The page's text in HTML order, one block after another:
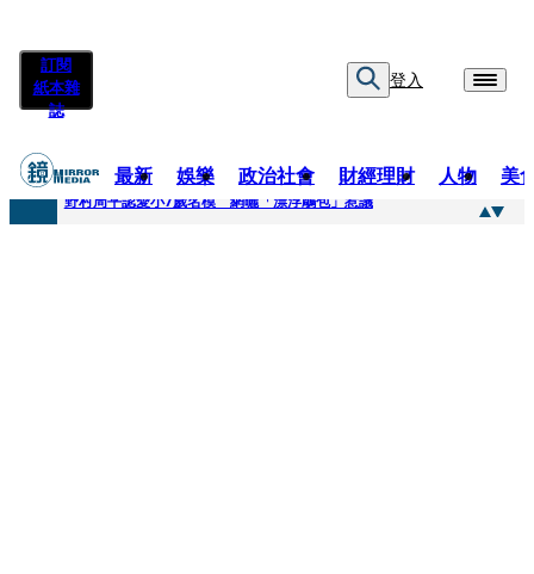
訂閱
紙本雜
誌
登入
最新 娛樂 政治社會 財經理財 人物 美
快訊
野村周平認愛小7歲名模 網曬「漂浮鵰包」惹議